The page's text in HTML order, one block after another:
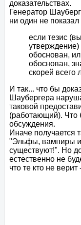
доказательствах.
Генератор
ни один не
если тезис
обоснован,
обоснован,
скорей всего
И так... что бы
Шаубергера
таковой
(работающий). Что
обсуждения.
Иначе получается
"Эльфы, вампиры и
существуют!". Но
естественно не
что те кто не верит